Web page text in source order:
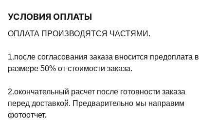
УСЛОВИЯ ОПЛАТЫ
ОПЛАТА ПРОИЗВОДЯТСЯ ЧАСТЯМИ.
1.после согласования заказа вносится предоплата в
размере 50% от стоимости заказа.
2.окончательный расчет после готовности заказа
перед доставкой. Предварительно мы направим
фотоотчет.